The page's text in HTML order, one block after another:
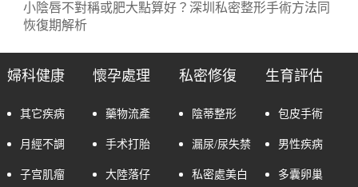
小陰唇不對稱或肥大點算好？深圳私密整形手術方法同
恢復期解析
婦科健康
其它疾病
月經不調
子宫肌瘤
懷孕處理
藥物流產
手术打胎
大陸落仔
私密修復
陰蒂整形
漏尿/尿失禁
私密處美白
生育評估
包皮手術
男性疾病
多囊卵巢